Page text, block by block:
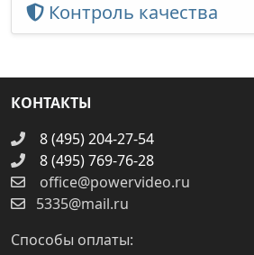
Контроль качества
КОНТАКТЫ
8 (495) 204-27-54
8 (495) 769-76-28
office@powervideo.ru
5335@mail.ru
Способы оплаты: